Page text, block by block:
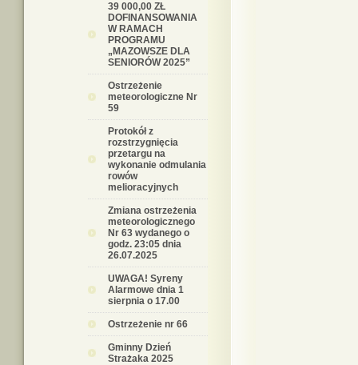
39 000,00 ZŁ
DOFINANSOWANIA
W RAMACH
PROGRAMU
„MAZOWSZE DLA
SENIORÓW 2025”
Ostrzeżenie
meteorologiczne Nr
59
Protokół z
rozstrzygnięcia
przetargu na
wykonanie odmulania
rowów
melioracyjnych
Zmiana ostrzeżenia
meteorologicznego
Nr 63 wydanego o
godz. 23:05 dnia
26.07.2025
UWAGA! Syreny
Alarmowe dnia 1
sierpnia o 17.00
Ostrzeżenie nr 66
Gminny Dzień
Strażaka 2025